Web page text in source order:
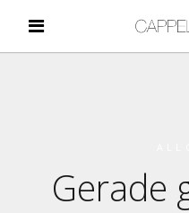
Gerade